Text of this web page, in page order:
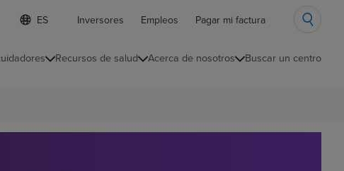
Lista
de
contraída
d
o
m
e
Inversores Empleos Pagar mi factura
Recursos de salud Acerca de nosotros Buscar un centro